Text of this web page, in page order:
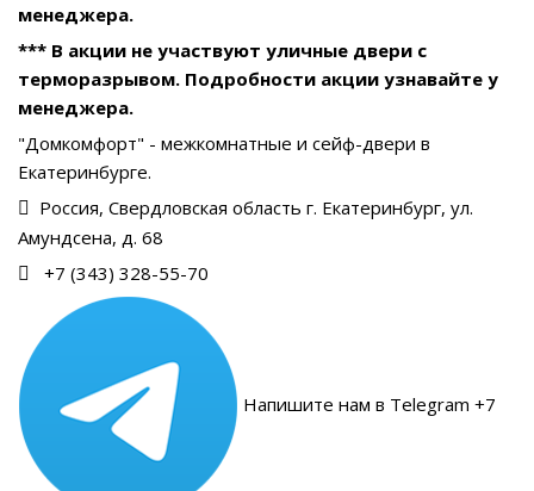
менеджера.
*** В акции не участвуют уличные двери с
терморазрывом. Подробности акции узнавайте у
менеджера.
"Домкомфорт" - межкомнатные и сейф-двери в
Екатеринбурге.
Россия, Свердловская область г. Екатеринбург, ул.
Амундсена, д. 68
+7 (343) 328-55-70
Напишите нам в Telegram +7